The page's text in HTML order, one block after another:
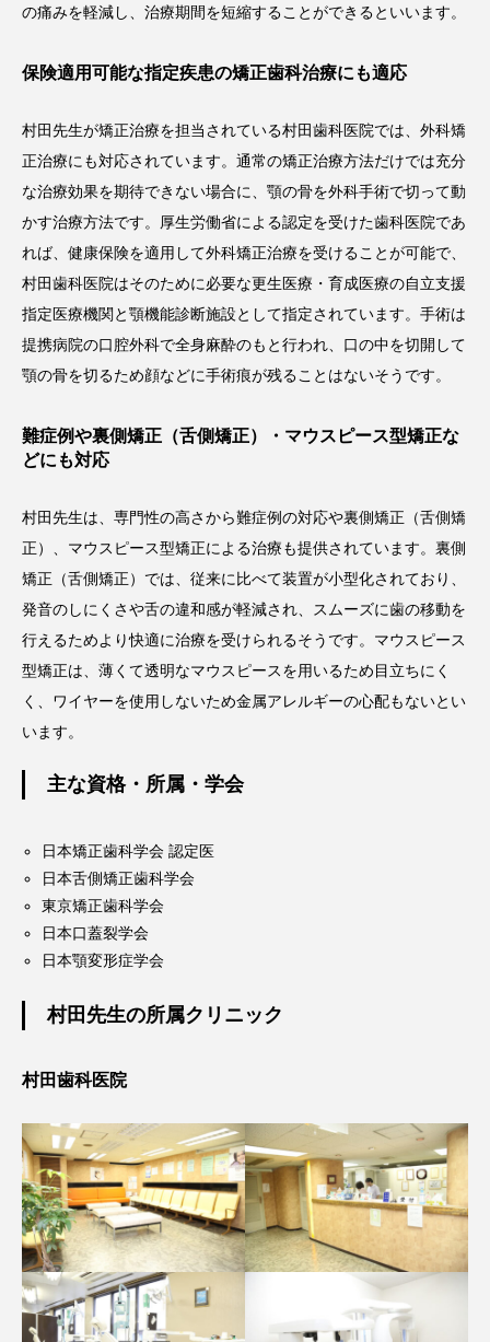
の痛みを軽減し、治療期間を短縮することができるといいます。
保険適用可能な指定疾患の矯正歯科治療にも適応
村田先生が矯正治療を担当されている村田歯科医院では、外科矯
正治療にも対応されています。通常の矯正治療方法だけでは充分
な治療効果を期待できない場合に、顎の骨を外科手術で切って動
かす治療方法です。厚生労働省による認定を受けた歯科医院であ
れば、健康保険を適用して外科矯正治療を受けることが可能で、
村田歯科医院はそのために必要な更生医療・育成医療の自立支援
指定医療機関と顎機能診断施設として指定されています。手術は
提携病院の口腔外科で全身麻酔のもと行われ、口の中を切開して
顎の骨を切るため顔などに手術痕が残ることはないそうです。
難症例や裏側矯正（舌側矯正）・マウスピース型矯正な
どにも対応
村田先生は、専門性の高さから難症例の対応や裏側矯正（舌側矯
正）、マウスピース型矯正による治療も提供されています。裏側
矯正（舌側矯正）では、従来に比べて装置が小型化されており、
発音のしにくさや舌の違和感が軽減され、スムーズに歯の移動を
行えるためより快適に治療を受けられるそうです。マウスピース
型矯正は、薄くて透明なマウスピースを用いるため目立ちにく
く、ワイヤーを使用しないため金属アレルギーの心配もないとい
います。
主な資格・所属・学会
日本矯正歯科学会 認定医
日本舌側矯正歯科学会
東京矯正歯科学会
日本口蓋裂学会
日本顎変形症学会
村田先生の所属クリニック
村田歯科医院